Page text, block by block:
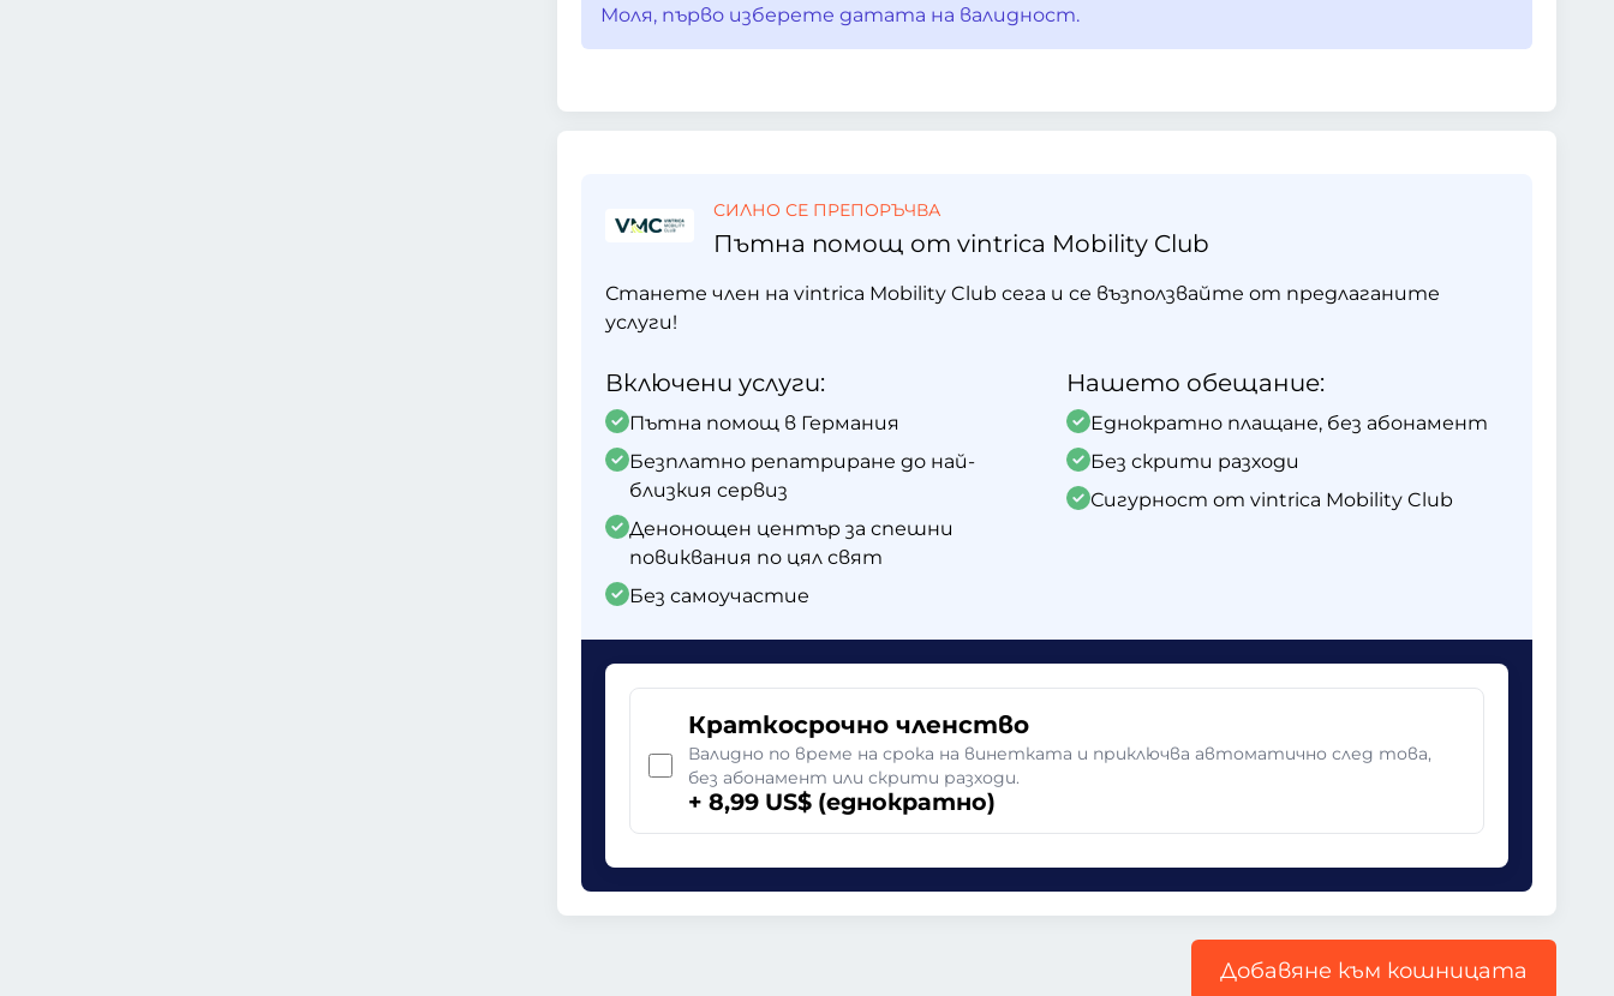
Моля, първо изберете датата на валидност.
СИЛНО СЕ ПРЕПОРЪЧВА
Пътна помощ от vintrica Mobility Club
Станете член на vintrica Mobility Club сега и се възползвайте от предлаганите
услуги!
Включени услуги:
Пътна помощ в Германия
Безплатно репатриране до най-
близкия сервиз
Денонощен център за спешни
повиквания по цял свят
Без самоучастие
Нашето обещание:
Еднократно плащане, без абонамент
Без скрити разходи
Сигурност от vintrica Mobility Club
Краткосрочно членство
Валидно по време на срока на винетката и приключва автоматично след това,
без абонамент или скрити разходи.
+ 8,99 US$ (еднократно)
Добавяне към кошницата